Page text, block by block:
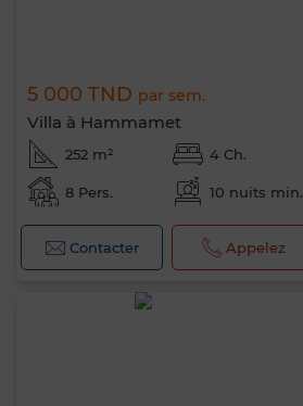
5 000 TND par sem.
Villa à Hammamet
252 m² 4 Ch.
8 Pers. 10 nuits min.
Contacter Appelez